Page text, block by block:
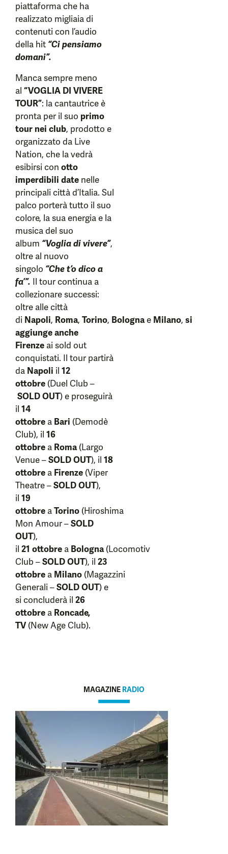
piattaforma che ha
realizzato migliaia di
contenuti con l’audio
della hit “Ci pensiamo
domani”.
Manca sempre meno
al “VOGLIA DI VIVERE
TOUR”: la cantautrice è
pronta per il suo primo
tour nei club, prodotto e
organizzato da Live
Nation, che la vedrà
esibirsi con otto
imperdibili date nelle
principali città d’Italia. Sul
palco porterà tutto il suo
colore, la sua energia e la
musica del suo
album “Voglia di vivere”,
oltre al nuovo
singolo “Che t’o dico a
fa’”. Il tour continua a
collezionare successi:
oltre alle città
di Napoli, Roma, Torino, Bolognae Milano, si
aggiunge anche
Firenze ai sold out
conquistati. Il tour partirà
da Napoli il 12
ottobre (Duel Club –
SOLD OUT) e proseguirà
il 14
ottobre a Bari (Demodè
Club), il 16
ottobre a Roma(Largo
Venue –SOLD OUT), il 18
ottobre a Firenze (Viper
Theatre –SOLD OUT),
il 19
ottobre aTorino (Hiroshima
Mon Amour –SOLD
OUT),
il 21 ottobre a Bologna(Locomotiv
Club –SOLD OUT), il 23
ottobre a Milano (Magazzini
Generali –SOLD OUT) e
si concluderà il 26
ottobre a Roncade,
TV(New Age Club).
MAGAZINE RADIO